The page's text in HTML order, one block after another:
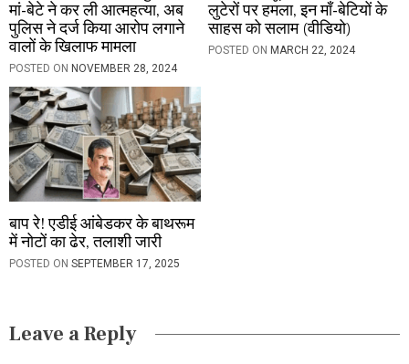
मां-बेटे ने कर ली आत्महत्या, अब
पुलिस ने दर्ज किया आरोप लगाने
वालों के खिलाफ मामला
POSTED ON NOVEMBER 28, 2024
लुटेरों पर हमला, इन माँ-बेटियों के
साहस को सलाम (वीडियो)
POSTED ON MARCH 22, 2024
बाप रे! एडीई आंबेडकर के बाथरूम
में नोटों का ढेर, तलाशी जारी
POSTED ON SEPTEMBER 17, 2025
Leave a Reply